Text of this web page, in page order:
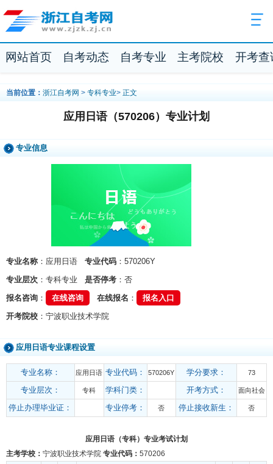
网站首页 自考动态 自考专业 主考院校 开考查
当前位置： 浙江自考网 > 专科专业> 正文
应用日语（570206）专业计划
专业信息
专业名称：应用日语 专业代码：570206Y
专业层次：专科专业 是否停考：否
报名咨询： 在线咨询 在线报名 ：
报名入口
开考院校：宁波职业技术学院
应用日语专业课程设置
专业名称： 应用日语 专业代码： 570206Y 学分要求： 73
专业层次： 专科 学科门类： 开考方式： 面向社会
停止办理毕业证： 专业停考： 否 停止接收新生： 否
应用日语（专科）专业考试计划
主考学校： 宁波职业技术学院 专业代码： 570206